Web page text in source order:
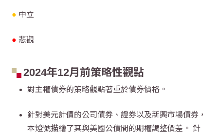
● 中立
● 悲觀
2024年12月前策略性觀點
對主權債券的策略觀點著重於債券價格。
針對美元計價的公司債券、證券以及新興市場債券，
本燈號描繪了其與美國公債間的期權調整價差。 針